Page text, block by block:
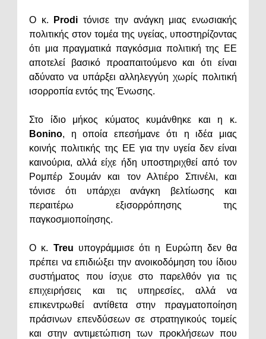
Ο κ. Prodi τόνισε την ανάγκη μιας ενωσιακής
πολιτικής στον τομέα της υγείας, υποστηρίζοντας
ότι μια πραγματικά παγκόσμια πολιτική της ΕΕ
αποτελεί βασικό προαπαιτούμενο και ότι είναι
αδύνατο να υπάρξει αλληλεγγύη χωρίς πολιτική
ισορροπία εντός της Ένωσης.
Στο ίδιο μήκος κύματος κυμάνθηκε και η κ.
Bonino, η οποία επεσήμανε ότι η ιδέα μιας
κοινής πολιτικής της ΕΕ για την υγεία δεν είναι
καινούρια, αλλά είχε ήδη υποστηριχθεί από τον
Ρομπέρ Σουμάν και τον Αλτιέρο Σπινέλι, και
τόνισε ότι υπάρχει ανάγκη βελτίωσης και
περαιτέρω εξισορρόπησης της
παγκοσμιοποίησης.
Ο κ. Treu υπογράμμισε ότι η Ευρώπη δεν θα
πρέπει να επιδιώξει την ανοικοδόμηση του ίδιου
συστήματος που ίσχυε στο παρελθόν για τις
επιχειρήσεις και τις υπηρεσίες, αλλά να
επικεντρωθεί αντίθετα στην πραγματοποίηση
πράσινων επενδύσεων σε στρατηγικούς τομείς
και στην αντιμετώπιση των προκλήσεων που